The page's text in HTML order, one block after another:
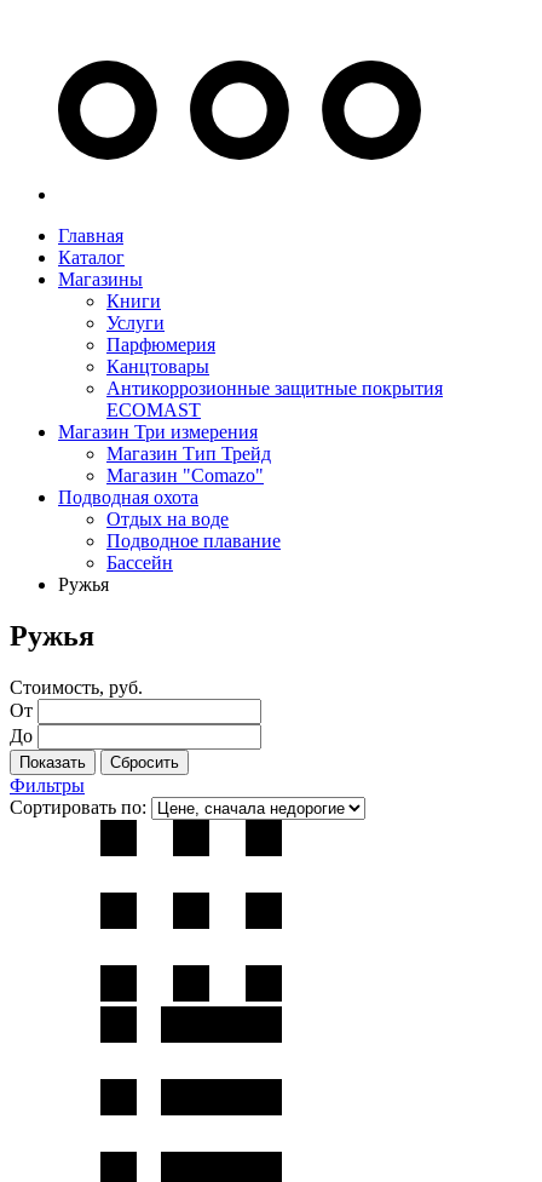
Главная
Каталог
Магазины
Книги
Услуги
Парфюмерия
Канцтовары
Антикоррозионные защитные покрытия
ECOMAST
Магазин Три измерения
Магазин Тип Трейд
Магазин "Comazo"
Подводная охота
Отдых на воде
Подводное плавание
Бассейн
Ружья
Ружья
Стоимость, руб.
От
До
Фильтры
Сортировать по: